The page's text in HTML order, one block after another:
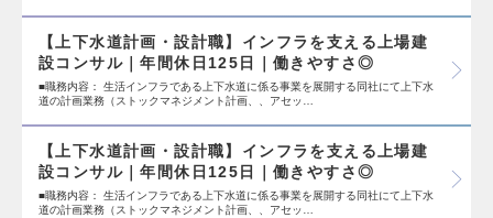
【上下水道計画・設計職】インフラを支える上場建
設コンサル｜年間休日125日｜働きやすさ◎
■職務内容： 生活インフラである上下水道に係る事業を展開する同社にて上下水
道の計画業務（ストックマネジメント計画、、アセッ…
【上下水道計画・設計職】インフラを支える上場建
設コンサル｜年間休日125日｜働きやすさ◎
■職務内容： 生活インフラである上下水道に係る事業を展開する同社にて上下水
道の計画業務（ストックマネジメント計画、、アセッ…